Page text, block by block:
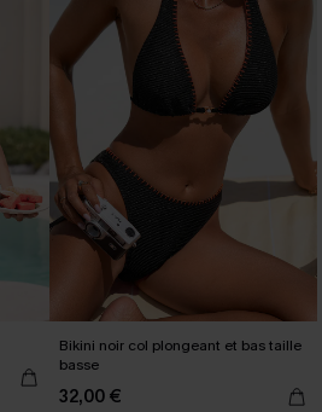
Bikini noir col plongeant et bas taille
basse
32,00 €